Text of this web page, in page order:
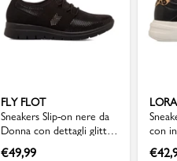
FLY FLOT
Sneakers Slip-on nere da
Donna con dettagli glitter
Fly Flot
€49,99
con
€